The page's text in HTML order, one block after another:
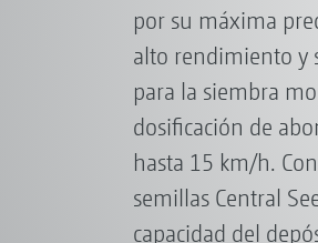
por su máxima
alto rendimiento y
para la siembra
dosificación de
hasta 15 km/h.
semillas Central
capacidad del